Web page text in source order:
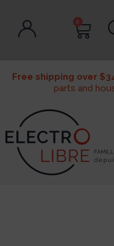
0
Free shipping over
parts and